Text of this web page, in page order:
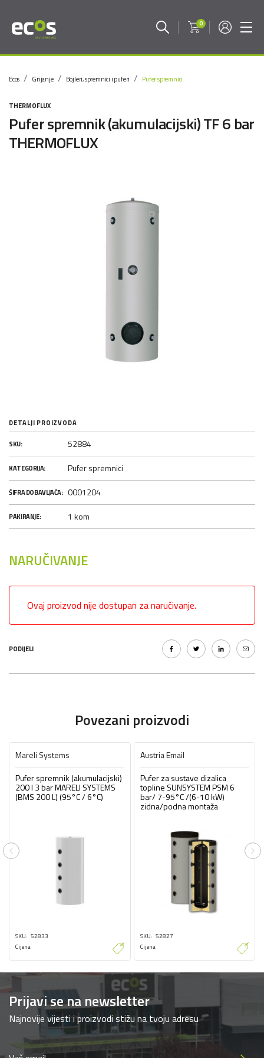
0
Ecos Grijanje Bojleri, spremnici i puferi Pufer spremnici
THERMOFLUX
Pufer spremnik (akumulacijski) TF 6 bar
THERMOFLUX
DETALJI PROIZVODA
SKU: 52884
KATEGORIJA: Pufer spremnici
ŠIFRA DOBAVLJAČA: 0001204
PAKIRANJE: 1 kom
NARUČIVANJE
Ovaj proizvod nije dostupan za naručivanje.
PODIJELI
Povezani proizvodi
Mareli Systems
Pufer spremnik (akumulacijski)
200 l 3 bar MARELI SYSTEMS
(BMS 200 L) (95°C / 6°C)
SKU 52833
Cijena
Austria Email
Pufer za sustave dizalica
topline SUNSYSTEM PSM 6
bar/ 7-95°C /(6-10 kW)
zidna/podna montaža
SKU 52827
Cijena
Previous
Prijavi se na newsletter
Najnovije vijesti i proizvodi stižu na tvoju adresu